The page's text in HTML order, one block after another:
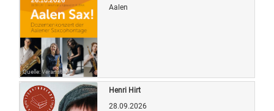
Quelle: Veranstalter
Aalen
Henri Hirt
28.09.2026